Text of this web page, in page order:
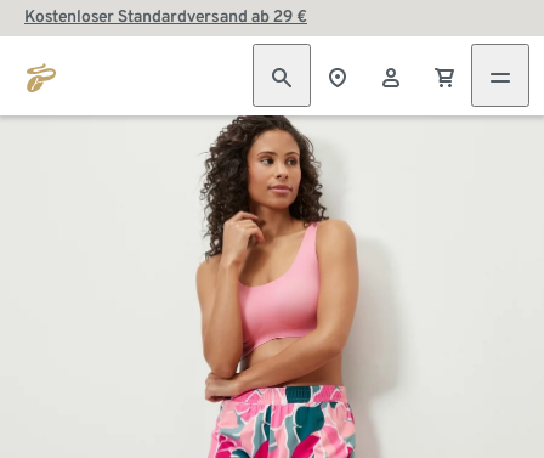
Kostenloser Standardversand ab 29 €